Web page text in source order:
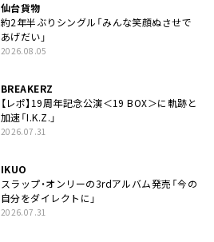
仙台貨物
約2年半ぶりシングル「みんな笑顔ぬさせで
あげだい」
2026.08.05
BREAKERZ
【レポ】19周年記念公演＜19 BOX＞に軌跡と
加速「I.K.Z.」
2026.07.31
IKUO
スラップ・オンリーの3rdアルバム発売「今の
自分をダイレクトに」
2026.07.31